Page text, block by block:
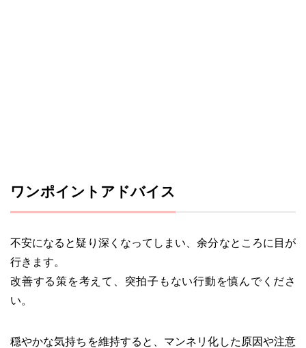
ワンポイントアドバイス
不安になると疑り深くなってしまい、余分なところに目が
行きます。
改善する策を考えて、突拍子もない行動を慎んでくださ
い。
穏やかな気持ちを維持すると、マンネリ化した原因や注意